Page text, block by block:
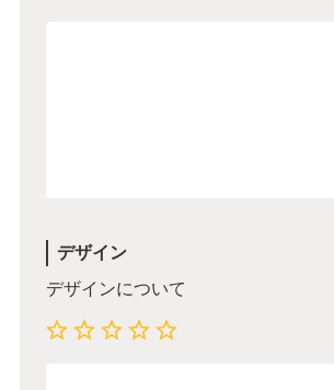
デザイン
デザインについて